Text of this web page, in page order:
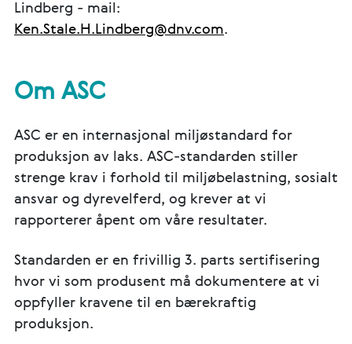
Lindberg - mail:
Ken.Stale.H.Lindberg@dnv.com.
Om ASC
ASC er en internasjonal miljøstandard for
produksjon av laks. ASC-standarden stiller
strenge krav i forhold til miljøbelastning, sosialt
ansvar og dyrevelferd, og krever at vi
rapporterer åpent om våre resultater.
Standarden er en frivillig 3. parts sertifisering
hvor vi som produsent må dokumentere at vi
oppfyller kravene til en bærekraftig
produksjon.